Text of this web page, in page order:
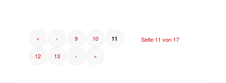
Seite 11 von 17
« ‹ 9 10 11
12 13 › »